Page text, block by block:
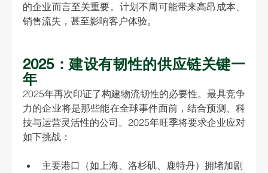
的企业而言至关重要。计划不周可能带来高昂成本、
销售流失，甚至影响客户体验。
2025：建设有韧性的供应链关键一
年
2025年再次印证了构建物流韧性的必要性。最具竞争
力的企业将是那些能在全球事件面前，结合预测、科
技与运营灵活性的公司。2025年旺季将要求企业应对
如下挑战：
主要港口（如上海、洛杉矶、鹿特丹）拥堵加剧